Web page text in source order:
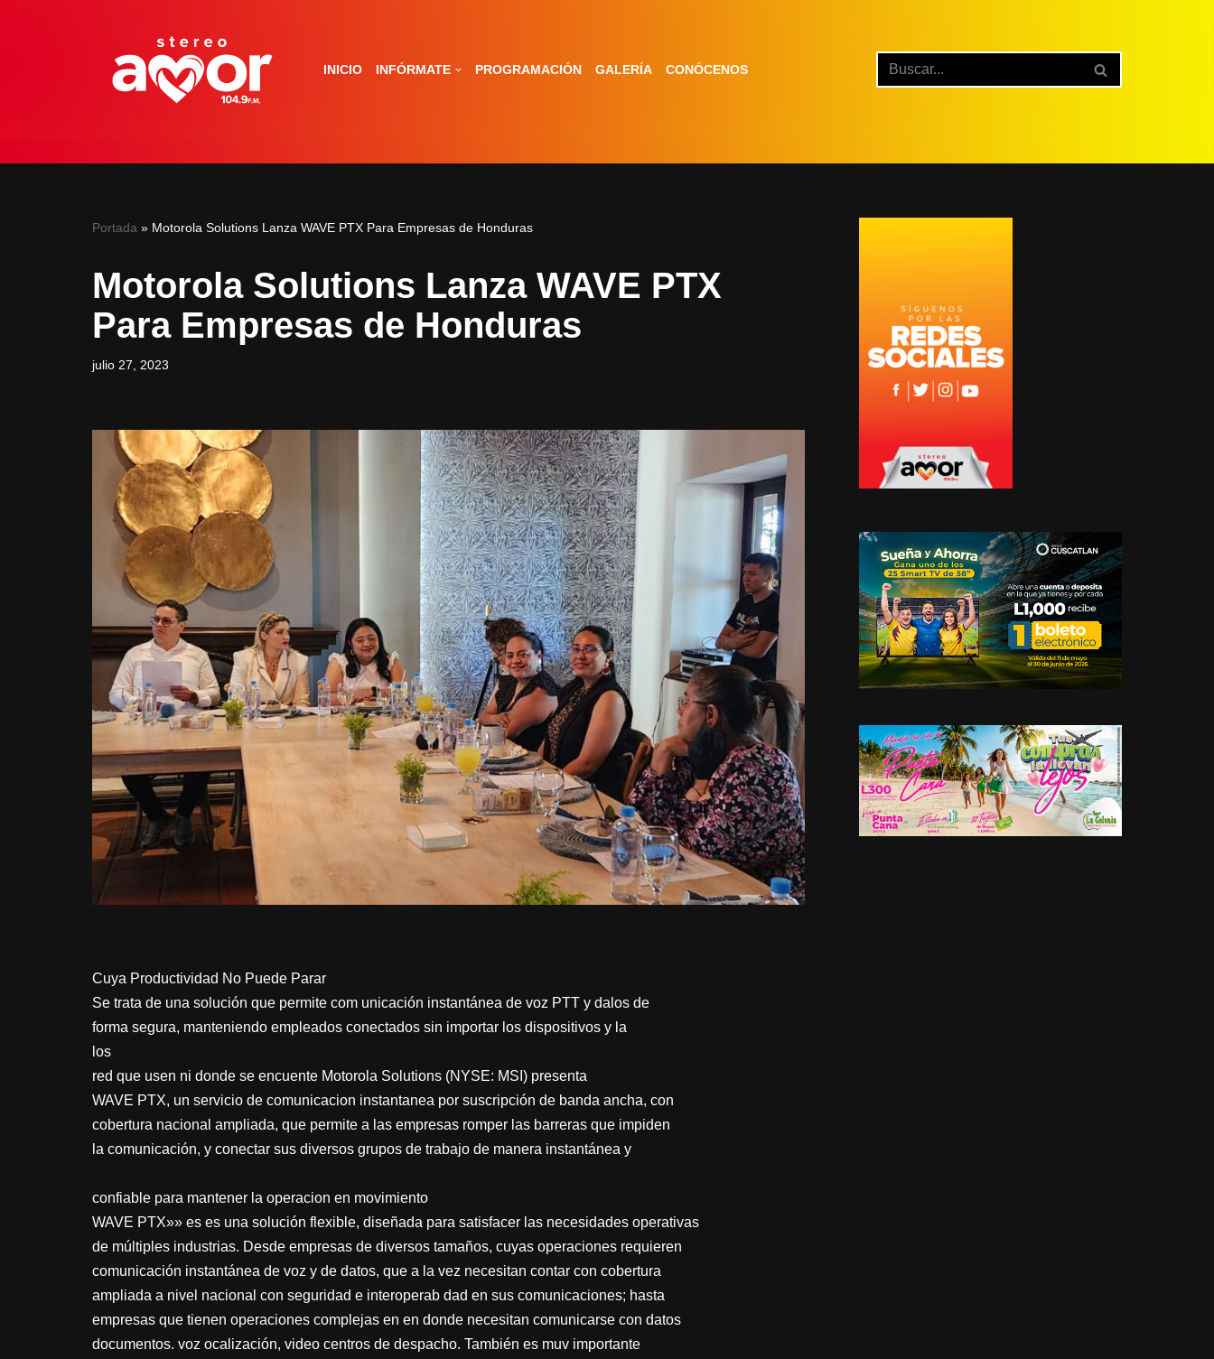
INICIO INFÓRMATE PROGRAMACIÓN GALERÍA CONÓCENOS
Portada » Motorola Solutions Lanza WAVE PTX Para Empresas de Honduras
Motorola Solutions Lanza WAVE PTX
Para Empresas de Honduras
julio 27, 2023
Cuya Productividad No Puede Parar
Se trata de una solución que permite com unicación instantánea de voz PTT y dalos de
forma segura, manteniendo empleados conectados sin importar los dispositivos y la
los
red que usen ni donde se encuente Motorola Solutions (NYSE: MSI) presenta
WAVE PTX, un servicio de comunicacion instantanea por suscripción de banda ancha, con
cobertura nacional ampliada, que permite a las empresas romper las barreras que impiden
la comunicación, y conectar sus diversos grupos de trabajo de manera instantánea y
confiable para mantener la operacion en movimiento
WAVE PTX»» es es una solución flexible, diseñada para satisfacer las necesidades operativas
de múltiples industrias. Desde empresas de diversos tamaños, cuyas operaciones requieren
comunicación instantánea de voz y de datos, que a la vez necesitan contar con cobertura
ampliada a nivel nacional con seguridad e interoperab dad en sus comunicaciones; hasta
empresas que tienen operaciones complejas en en donde necesitan comunicarse con datos
documentos. voz ocalización, video centros de despacho. También es muv importante